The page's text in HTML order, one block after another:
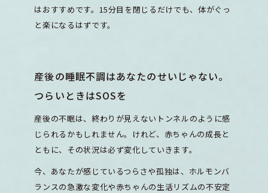
はおすすめです。15分目を閉じるだけでも、体がぐっ
と楽になるはずです。
産後の睡眠不調はあなたのせいじゃない。
つらいときはSOSを
産後の不眠は、終わりが見えないトンネルのように感
じられるかもしれません。けれど、赤ちゃんの成長と
ともに、その状況は必ず変化していきます。
今、あなたが感じているつらさや孤独は、ホルモンバ
ランスの急激な変化や赤ちゃんの生活リズムの不安定